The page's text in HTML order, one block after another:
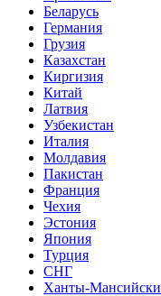
Беларусь
Германия
Грузия
Казахстан
Киргизия
Китай
Латвия
Узбекистан
Италия
Молдавия
Пакистан
Франция
Чехия
Эстония
Япония
Турция
СНГ
Ханты-